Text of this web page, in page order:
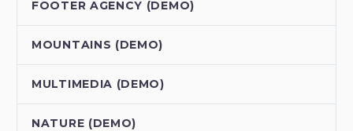
FOOTER AGENCY (DEMO)
MOUNTAINS (DEMO)
MULTIMEDIA (DEMO)
NATURE (DEMO)